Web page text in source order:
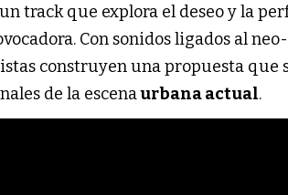
track que explora el deseo y la
Con sonidos ligados al
construyen una propuesta que
de la escenaurbana actual.